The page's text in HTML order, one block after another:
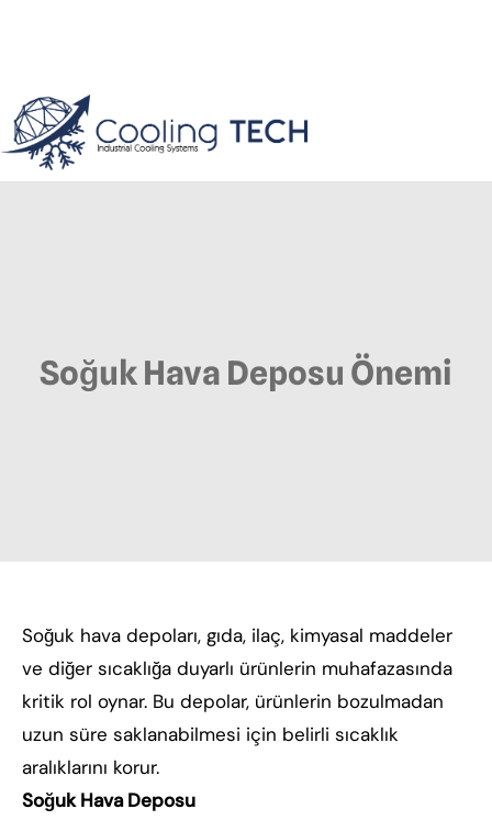
Soğuk Hava Deposu Önemi
Soğuk hava depoları, gıda, ilaç, kimyasal maddeler
ve diğer sıcaklığa duyarlı ürünlerin muhafazasında
kritik rol oynar. Bu depolar, ürünlerin bozulmadan
uzun süre saklanabilmesi için belirli sıcaklık
aralıklarını korur.
Soğuk Hava Deposu